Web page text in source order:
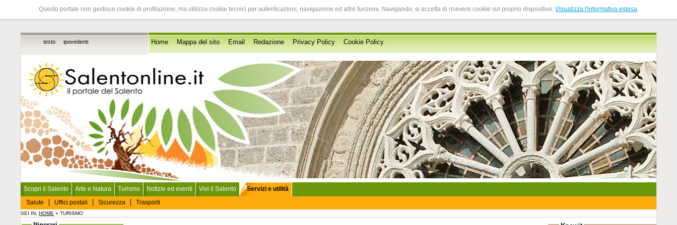
Questo portale non gestisce cookie di profilazione, ma utilizza cookie tecnici per autenticazioni, navigazione ed altre funzioni. Navigando, si accetta di ricevere cookie sul proprio dispositivo. Visualizza l'informativa estesa.
testo ipovedenti Home Mappa del sito Email Redazione Privacy Policy Cookie Policy
Scopri il Salento Arte e Natura Turismo Notizie ed eventi Vivi il Salento
Servizi e utilità
Salute
Uffici postali Sicurezza Trasporti
SEI IN:HOME » TURISMO